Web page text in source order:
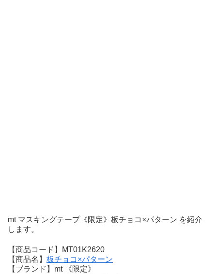
mt マスキングテープ《限定》板チョコ×パターン を紹介
します。
【商品コード】MT01K2620
【商品名】 板チョコ×パターン
【ブランド】mt 《限定》